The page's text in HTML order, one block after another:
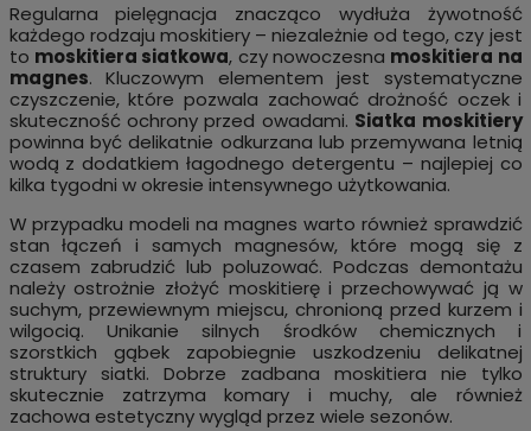
Regularna pielęgnacja znacząco wydłuża żywotność
każdego rodzaju moskitiery – niezależnie od tego, czy jest
to moskitiera siatkowa, czy nowoczesna moskitiera na
magnes. Kluczowym elementem jest systematyczne
czyszczenie, które pozwala zachować drożność oczek i
skuteczność ochrony przed owadami. Siatka moskitiery
powinna być delikatnie odkurzana lub przemywana letnią
wodą z dodatkiem łagodnego detergentu – najlepiej co
kilka tygodni w okresie intensywnego użytkowania.
W przypadku modeli na magnes warto również sprawdzić
stan łączeń i samych magnesów, które mogą się z
czasem zabrudzić lub poluzować. Podczas demontażu
należy ostrożnie złożyć moskitierę i przechowywać ją w
suchym, przewiewnym miejscu, chronioną przed kurzem i
wilgocią. Unikanie silnych środków chemicznych i
szorstkich gąbek zapobiegnie uszkodzeniu delikatnej
struktury siatki. Dobrze zadbana moskitiera nie tylko
skutecznie zatrzyma komary i muchy, ale również
zachowa estetyczny wygląd przez wiele sezonów.